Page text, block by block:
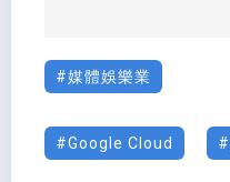
媒體娛樂業
Google Cloud